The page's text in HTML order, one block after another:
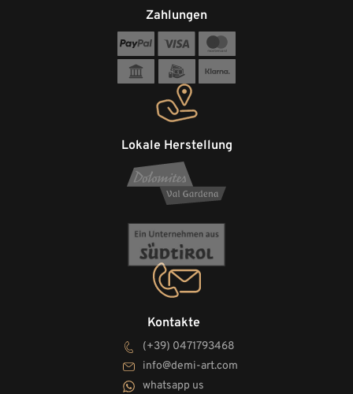
Kontakte
(+39) 0471793468
info@demi-art.com
whatsapp us
Lokale Herstellung
Zahlungen